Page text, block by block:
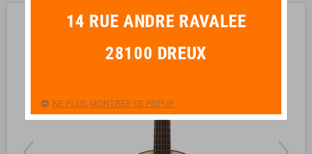
14 RUE ANDRE RAVALEE
28100 DREUX
NE PLUS MONTRER CE POPUP.